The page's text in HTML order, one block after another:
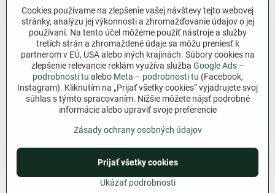
Všetko o nákupe
Ďakujeme za podporu
Sme slovenský e-shop bez dotácií​. Fungujeme len
vďaka vám – ľuďom, ktorí veria v poctivú prácu a
lásku k pôde​. Každý nákup na Jutro​.sk nám pomáha
pokračovať v tom, čo má zmysel – pomáhať
záhradkárom zadarmo a srdcom​.
©2026Copyright
Predvoľby súkromiaZásady ochrany osobných údajov
Podmienky používania
Vytvorené pomocou:BiznisWeb.sk
Cookies používame na zlepšenie vašej návštevy tejto webovej
stránky, analýzu jej výkonnosti a zhromažďovanie údajov o jej
používaní. Na tento účel môžeme použiť nástroje a služby
tretích strán a zhromaždené údaje sa môžu preniesť k
partnerom v EÚ, USA alebo iných krajinách. Súbory cookies na
zlepšenie relevancie reklám využíva služba Google Ads –
podrobnosti tu alebo Meta – podrobnosti tu (Facebook,
Instagram). Kliknutím na „Prijať všetky cookies“ vyjadrujete svoj
súhlas s týmto spracovaním. Nižšie môžete nájsť podrobné
informácie alebo upraviť svoje preferencie
Zásady ochrany osobných údajov
Ukázať podrobnosti
Prijať všetky cookies